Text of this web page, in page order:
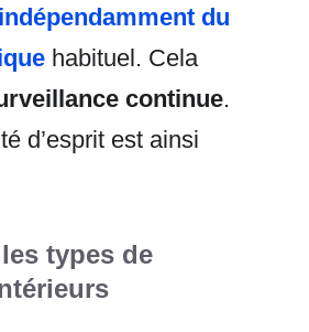
du
habituel. Cela
continue.
d’esprit est ainsi
types de